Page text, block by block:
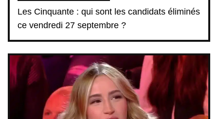
Les Cinquante : qui sont les candidats éliminés
ce vendredi 27 septembre ?